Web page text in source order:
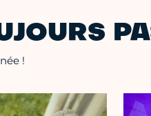
!